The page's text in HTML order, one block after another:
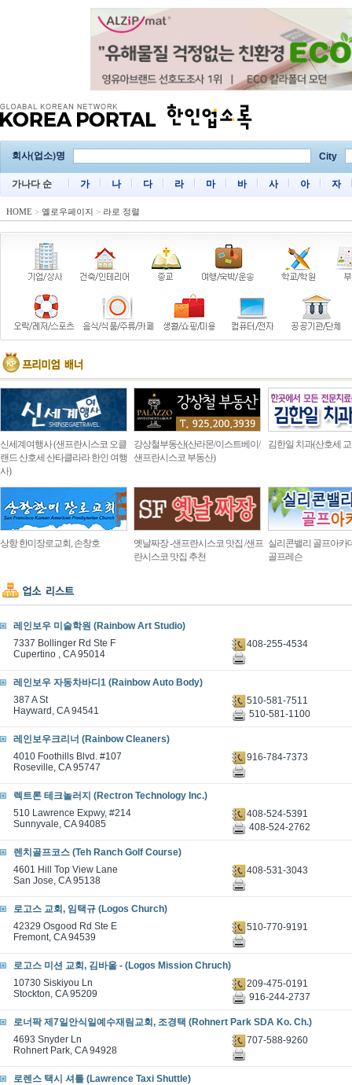
회사(업소)명 City
가나다 순 가 나 다 라 마 바 사 아 자
HOME > 옐로우페이지 > 라로 정렬
신세계여행사 (샌프란시스코 오클
랜드 산호세 산타클라라 한인 여행
사)
강상철부동산(산라몬/이스트베이/
샌프란시스코 부동산)
김한일 치과(산호세
상항 한미장로교회, 손창호
옛날짜장 -샌프란시스코 맛집 /샌프
란시스코 맛집 추천
실리콘밸리 골프아카
골프레슨
레인보우 미술학원 (Rainbow Art Studio)
7337 Bollinger Rd Ste F
Cupertino , CA 95014
408-255-4534
레인보우 자동차바디1 (Rainbow Auto Body)
387 A St
Hayward, CA 94541
510-581-7511
510-581-1100
레인보우크리너 (Rainbow Cleaners)
4010 Foothills Blvd. #107
Roseville, CA 95747
916-784-7373
렉트론 테크놀러지 (Rectron Technology Inc.)
510 Lawrence Expwy, #214
Sunnyvale, CA 94085
408-524-5391
408-524-2762
렌치골프코스 (Teh Ranch Golf Course)
4601 Hill Top View Lane
San Jose, CA 95138
408-531-3043
로고스 교회, 임택규 (Logos Church)
42329 Osgood Rd Ste E
Fremont, CA 94539
510-770-9191
로고스 미션 교회, 김바울 - (Logos Mission Chruch)
10730 Siskiyou Ln
Stockton, CA 95209
209-475-0191
916-244-2737
로너팍 제7일안식일예수재림교회, 조경택 (Rohnert Park SDA Ko. Ch.)
4693 Snyder Ln
Rohnert Park, CA 94928
707-588-9260
로렌스 택시 셔틀 (Lawrence Taxi Shuttle)